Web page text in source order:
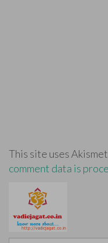
This site uses
comment data is